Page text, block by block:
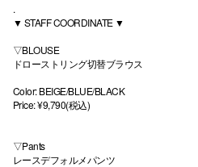
.
▼ STAFF COORDINATE ▼
▽BLOUSE
ドローストリング切替ブラウス
Color: BEIGE/BLUE/BLACK
Price: ¥9,790(税込)
▽Pants
レースデフォルメパンツ